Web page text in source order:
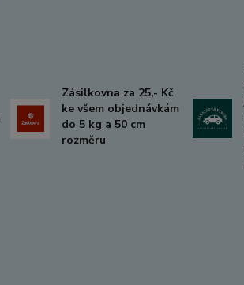
Zásilkovna za 25,- Kč
ke všem objednávkám
do 5 kg a 50 cm
rozměru